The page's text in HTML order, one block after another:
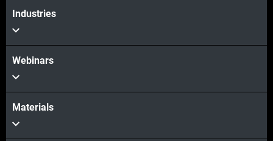
Industries
Webinars
Materials